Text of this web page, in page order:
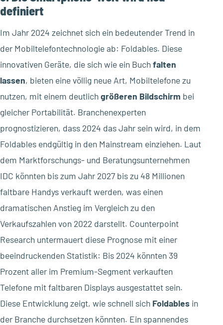
definiert
Im Jahr 2024 zeichnet sich ein bedeutender Trend in
der Mobiltelefontechnologie ab: Foldables. Diese
innovativen Geräte, die sich wie ein Buchfalten
lassen, bieten eine völlig neue Art, Mobiltelefone zu
nutzen, mit einem deutlichgrößeren Bildschirm bei
gleicher Portabilität. Branchenexperten
prognostizieren, dass 2024 das Jahr sein wird, in dem
Foldables endgültig in den Mainstream einziehen. Laut
dem Marktforschungs- und Beratungsunternehmen
IDC könnten bis zum Jahr 2027 bis zu 48 Millionen
faltbare Handys verkauft werden, was einen
dramatischen Anstieg im Vergleich zu den
Verkaufszahlen von 2022 darstellt. Counterpoint
Research untermauert diese Prognose mit einer
beeindruckenden Statistik: Bis 2024 könnten 39
Prozent aller im Premium-Segment verkauften
Telefone mit faltbaren Displays ausgestattet sein.
Diese Entwicklung zeigt, wie schnell sich Foldables in
der Branche durchsetzen könnten. Ein spannendes